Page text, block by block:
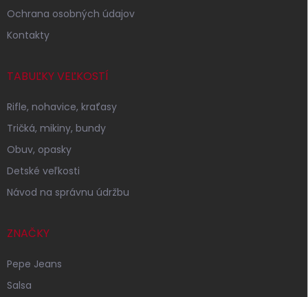
Ochrana osobných údajov
Kontakty
TABUĽKY VEĽKOSTÍ
Rifle, nohavice, kraťasy
Tričká, mikiny, bundy
Obuv, opasky
Detské veľkosti
Návod na správnu údržbu
ZNAČKY
Pepe Jeans
Salsa